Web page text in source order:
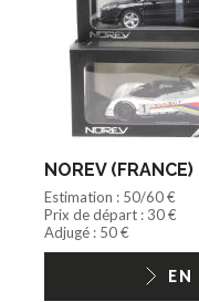
NOREV (FRANCE)
Estimation : 50/60 €
Prix de départ : 30 €
Adjugé : 50 €
EN